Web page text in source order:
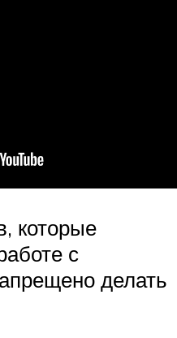
которые
с
делать